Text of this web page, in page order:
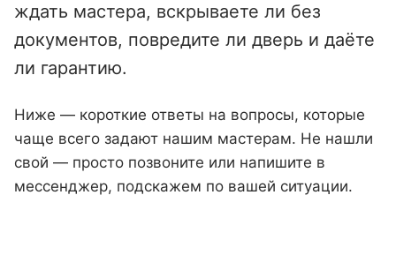
ждать мастера, вскрываете ли без
документов, повредите ли дверь и даёте
ли гарантию.
Ниже — короткие ответы на вопросы, которые
чаще всего задают нашим мастерам. Не нашли
свой — просто позвоните или напишите в
мессенджер, подскажем по вашей ситуации.